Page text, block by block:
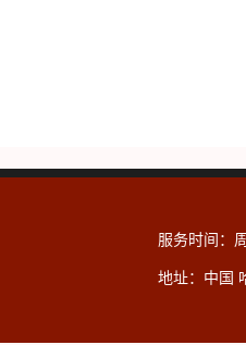
服务时间：
地址：中国